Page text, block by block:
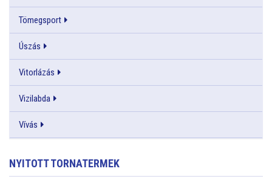
Tömegsport
Úszás
Vitorlázás
Vizilabda
Vívás
NYITOTT TORNATERMEK